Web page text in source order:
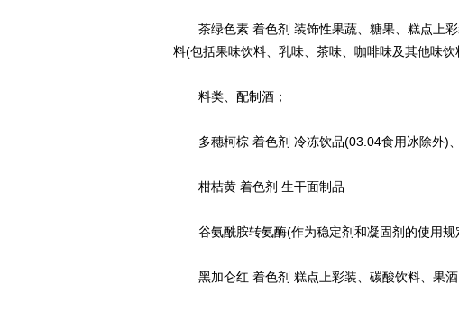
茶绿色素 着色剂 装饰性果蔬、糖果、糕点上彩
料(包括果味饮料、乳味、茶味、咖啡味及其他味
料类、配制酒；
多穗柯棕 着色剂 冷冻饮品(03.04食用冰除外)
柑桔黄 着色剂 生干面制品
谷氨酰胺转氨酶(作为稳定剂和凝固剂的使用规
黑加仑红 着色剂 糕点上彩装、碳酸饮料、果酒